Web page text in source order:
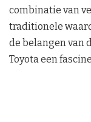
combinatie van
traditionele
de belangen van
Toyota een